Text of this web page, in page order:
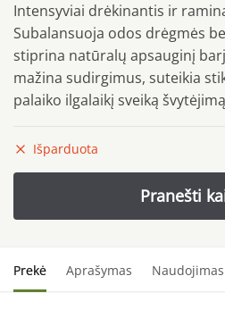
Intensyviai drėkinantis ir
Subalansuoja odos drėgmės
stiprina natūralų apsauginį
mažina sudirgimus, suteikia
palaiko ilgalaikį sveiką
Išparduota
Prekė Aprašymas Naudojimas